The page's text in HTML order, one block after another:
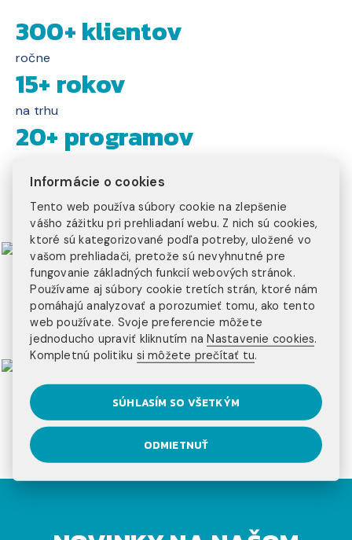
300+ klientov
ročne
15+ rokov
na trhu
20+ programov
3 kontinenty
na ktorých pôsobíme
Informácie o cookies
Tento web používa súbory cookie na zlepšenie
vášho zážitku pri prehliadaní webu. Z nich sú cookies,
ktoré sú kategorizované podľa potreby, uložené vo
vašom prehliadači, pretože sú nevyhnutné pre
fungovanie základných funkcií webových stránok.
Používame aj súbory cookie tretích strán, ktoré nám
pomáhajú analyzovať a porozumieť tomu, ako tento
web používate. Svoje preferencie môžete
jednoducho upraviť kliknutím naNastavenie cookies.
Kompletnú politiku si môžete prečítať tu.
SÚHLASÍM SO VŠETKÝM
ODMIETNUŤ